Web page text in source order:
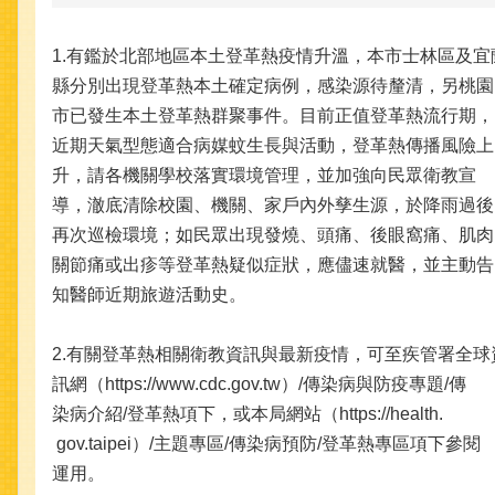
1.有鑑於北部地區本土登革熱疫情升溫，本市士林區及宜
縣分別出現登革熱本土確定病例，感染源待釐清，另桃園
市已發生本土登革熱群聚事件。目前正值登革熱流行期，
近期天氣型態適合病媒蚊生長與活動，登革熱傳播風險上
升，請各機關學校落實環境管理，並加強向民眾衛教宣
導，澈底清除校園、機關、家戶內外孳生源，於降雨過後
再次巡檢環境；如民眾出現發燒、頭痛、後眼窩痛、肌肉
關節痛或出疹等登革熱疑似症狀，應儘速就醫，並主動告
知醫師近期旅遊活動史。
2.有關登革熱相關衛教資訊與最新疫情，可至疾管署全球
訊網（https://www.cdc.gov.tw）/傳染病與防疫專題/傳
染病介紹/登革熱項下，或本局網站（https://health.
gov.taipei）/主題專區/傳染病預防/登革熱專區項下參閱
運用。